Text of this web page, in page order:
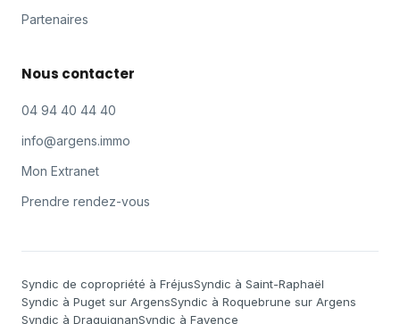
Partenaires
Nous contacter
04 94 40 44 40
info@argens.immo
Mon Extranet
Prendre rendez-vous
Syndic de copropriété à FréjusSyndic à Saint-Raphaël
Syndic à Puget sur ArgensSyndic à Roquebrune sur Argens
Syndic à DraguignanSyndic à Fayence